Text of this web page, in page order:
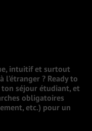
intuitif et surtout
? Ready to
ton séjour étudiant, et
obligatoires
etc.) pour un